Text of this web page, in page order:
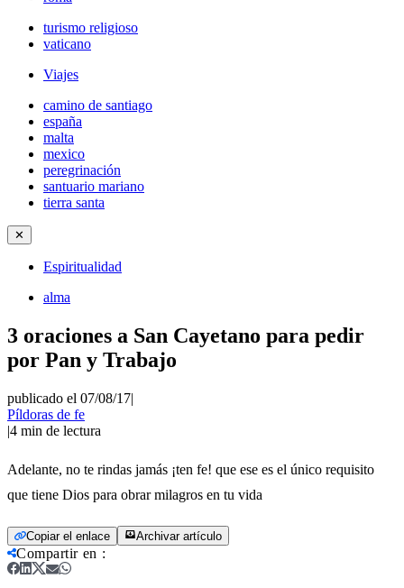
turismo religioso
vaticano
Viajes
camino de santiago
españa
malta
mexico
peregrinación
santuario mariano
tierra santa
✕
Espiritualidad
alma
3 oraciones a San Cayetano para pedir
por Pan y Trabajo
publicado el 07/08/17|
Píldoras de fe
|4 min de lectura
Adelante, no te rindas jamás ¡ten fe! que ese es el único requisito
que tiene Dios para obrar milagros en tu vida
Copiar el enlace Archivar artículo
Compartir en :